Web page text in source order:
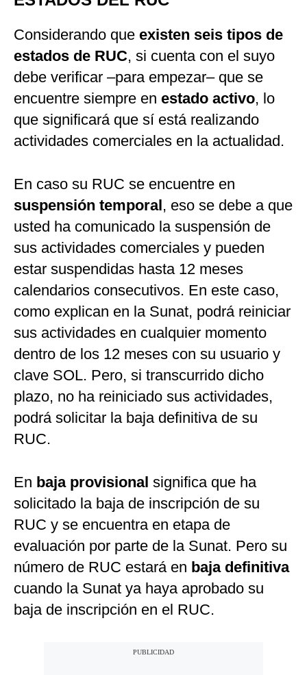
Considerando que existen seis tipos de
estados de RUC, si cuenta con el suyo
debe verificar –para empezar– que se
encuentre siempre en estado activo, lo
que significará que sí está realizando
actividades comerciales en la actualidad.
En caso su RUC se encuentre en
suspensión temporal, eso se debe a que
usted ha comunicado la suspensión de
sus actividades comerciales y pueden
estar suspendidas hasta 12 meses
calendarios consecutivos. En este caso,
como explican en la Sunat, podrá reiniciar
sus actividades en cualquier momento
dentro de los 12 meses con su usuario y
clave SOL. Pero, si transcurrido dicho
plazo, no ha reiniciado sus actividades,
podrá solicitar la baja definitiva de su
RUC.
En baja provisional significa que ha
solicitado la baja de inscripción de su
RUC y se encuentra en etapa de
evaluación por parte de la Sunat. Pero su
número de RUC estará en baja definitiva
cuando la Sunat ya haya aprobado su
baja de inscripción en el RUC.